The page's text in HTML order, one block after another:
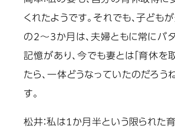
くれたようです。それでも、子ども
の2～3か月は、夫婦ともに常にバ
記憶があり、今でも妻とは「育休を
たら、一体どうなっていたのだろう
す。
松井：私は1か月半という限られた